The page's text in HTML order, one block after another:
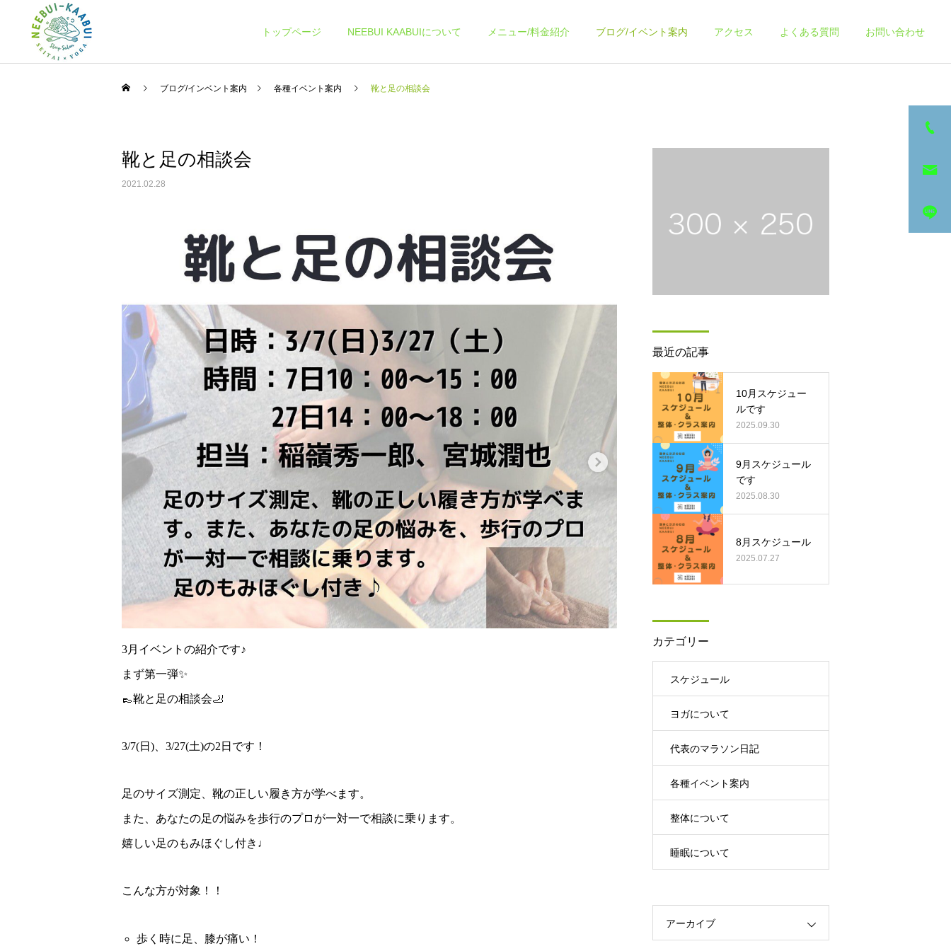
トップページ NEEBUI KAABUIについて メニュー/料金紹介 ブログ/イベント案内 アクセス よくある質問 お問い合わせ
整体コース
【7月の整体＆ヨガスケジ
ュール】
6月の整体＆ヨガスケジュ
ブログ/インベント案内 各種イベント案内 靴と足の相談会
靴と足の相談会
2021.02.28
3月イベントの紹介です♪
まず第一弾✨
👞靴と足の相談会🦶
3/7(日)、3/27(土)の2日です！
足のサイズ測定、靴の正しい履き方が学べます。
また、あなたの足の悩みを歩行のプロが一対一で相談に乗ります。
嬉しい足のもみほぐし付き♩
こんな方が対象！！
歩く時に足、膝が痛い！
最近の記事
10月スケジュー
ルです
2025.09.30
9月スケジュール
です
2025.08.30
8月スケジュール
2025.07.27
カテゴリー
スケジュール
ヨガについて
代表のマラソン日記
各種イベント案内
整体について
睡眠について
アーカイブ